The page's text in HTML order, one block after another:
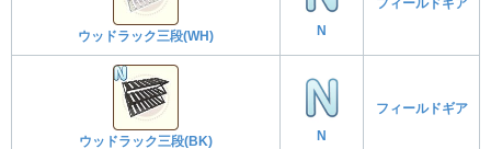
ウッドラック三段(WH) N
フィールドギア
ウッドラック三段(BK) N
フィールドギア